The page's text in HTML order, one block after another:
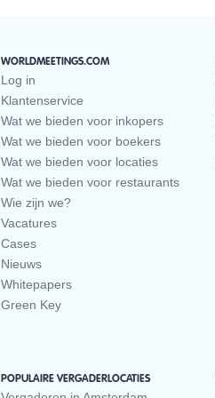
WORLDMEETINGS.COM
Log in
Klantenservice
Wat we bieden voor inkopers
Wat we bieden voor boekers
Wat we bieden voor locaties
Wat we bieden voor restaurants
Wie zijn we?
Vacatures
Cases
Nieuws
Whitepapers
Green Key
POPULAIRE VERGADERLOCATIES